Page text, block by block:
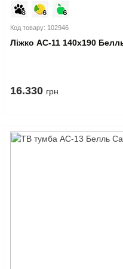
Код товару: 102946
Ліжко АС-11 140x190
16.330 грн